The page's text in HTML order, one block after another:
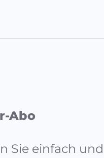
Abo
Sie einfach und